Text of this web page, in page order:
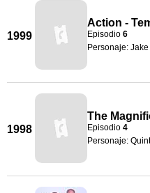
1999
Action -
Episodio 6
Personaje: Jake
1998
The
Episodio 4
Personaje: Quint